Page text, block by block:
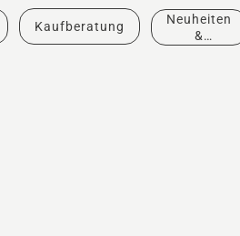
Kaufberatung
Neuheiten
&